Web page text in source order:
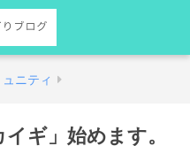
ニティ
ギ」始めます。